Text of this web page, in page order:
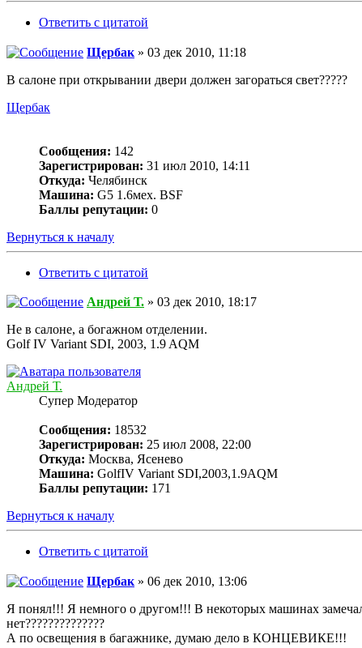
Ответить с цитатой
Щербак » 03 дек 2010, 11:18
В салоне при открывании двери должен загораться свет?????
Щербак
Сообщения: 142
Зарегистрирован: 31 июл 2010, 14:11
Откуда: Челябинск
Машина: G5 1.6мех. BSF
Баллы репутации: 0
Вернуться к началу
Ответить с цитатой
Андрей Т. » 03 дек 2010, 18:17
Не в салоне, а богажном отделении.
Golf IV Variant SDI, 2003, 1.9 AQM
Андрей Т.
Супер Модератор
Сообщения: 18532
Зарегистрирован: 25 июл 2008, 22:00
Откуда: Москва, Ясенево
Машина: GolfIV Variant SDI,2003,1.9AQM
Баллы репутации: 171
Вернуться к началу
Ответить с цитатой
Щербак » 06 дек 2010, 13:06
Я понял!!! Я немного о другом!!! В некоторых машинах
нет??????????????
А по освещения в багажнике, думаю дело в КОНЦЕВИКЕ!!!